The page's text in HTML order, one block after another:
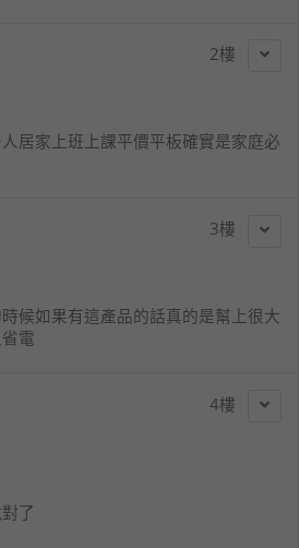
2
居家上班上課平價平板確實是家庭必
3
候如果有這產品的話真的是幫上很大
電
4
了